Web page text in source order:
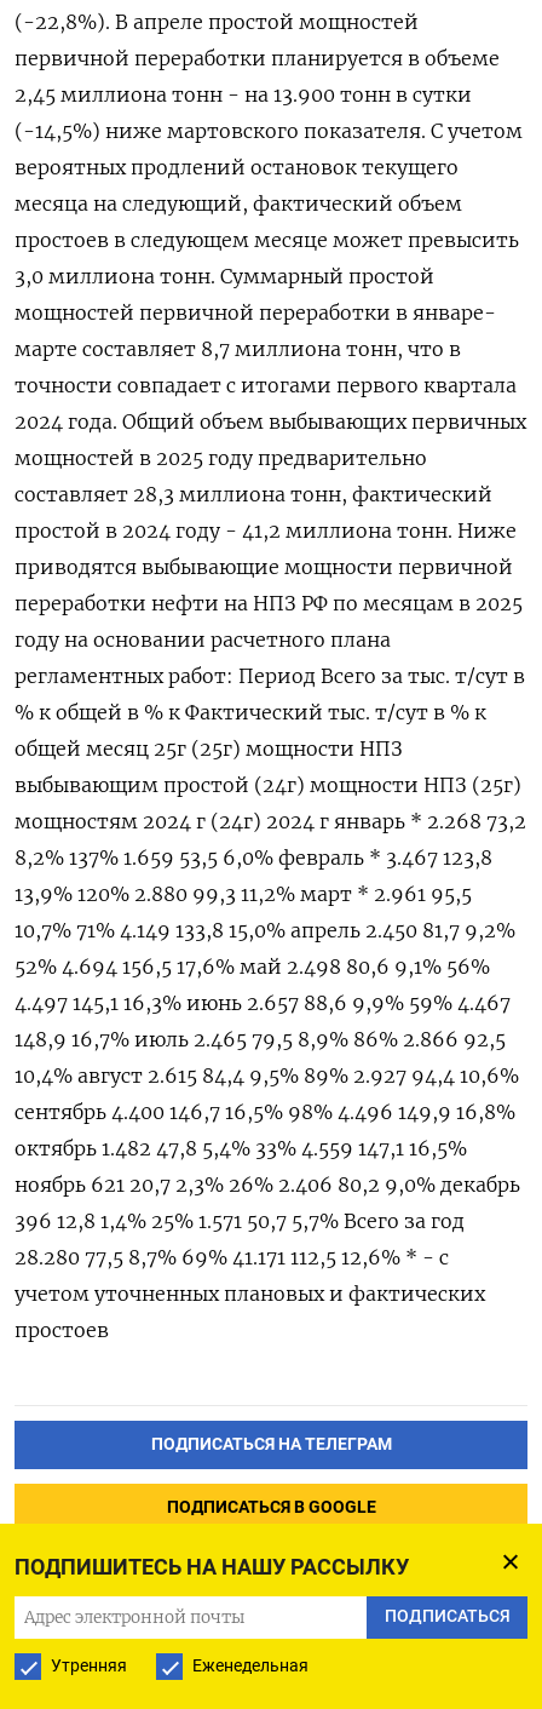
ПОДПИШИТЕСЬ НА НАШУ РАССЫЛКУ
ПОДПИСАТЬСЯ
Утренняя Еженедельная
(-22,8%). В апреле простой мощностей
первичной переработки планируется в объеме
2,45 миллиона тонн - на 13.900 тонн в сутки
(-14,5%) ниже мартовского показателя. С учетом
вероятных продлений остановок текущего
месяца на следующий, фактический объем
простоев в следующем месяце может превысить
3,0 миллиона тонн. Суммарный простой
мощностей первичной переработки в январе-
марте составляет 8,7 миллиона тонн, что в
точности совпадает с итогами первого квартала
2024 года. Общий объем выбывающих первичных
мощностей в 2025 году предварительно
составляет 28,3 миллиона тонн, фактический
простой в 2024 году - 41,2 миллиона тонн. Ниже
приводятся выбывающие мощности первичной
переработки нефти на НПЗ РФ по месяцам в 2025
году на основании расчетного плана
регламентных работ: Период Всего за тыс. т/сут в
% к общей в % к Фактический тыс. т/сут в % к
общей месяц 25г (25г) мощности НПЗ
выбывающим простой (24г) мощности НПЗ (25г)
мощностям 2024 г (24г) 2024 г январь * 2.268 73,2
8,2% 137% 1.659 53,5 6,0% февраль * 3.467 123,8
13,9% 120% 2.880 99,3 11,2% март * 2.961 95,5
10,7% 71% 4.149 133,8 15,0% апрель 2.450 81,7 9,2%
52% 4.694 156,5 17,6% май 2.498 80,6 9,1% 56%
4.497 145,1 16,3% июнь 2.657 88,6 9,9% 59% 4.467
148,9 16,7% июль 2.465 79,5 8,9% 86% 2.866 92,5
10,4% август 2.615 84,4 9,5% 89% 2.927 94,4 10,6%
сентябрь 4.400 146,7 16,5% 98% 4.496 149,9 16,8%
октябрь 1.482 47,8 5,4% 33% 4.559 147,1 16,5%
ноябрь 621 20,7 2,3% 26% 2.406 80,2 9,0% декабрь
396 12,8 1,4% 25% 1.571 50,7 5,7% Всего за год
28.280 77,5 8,7% 69% 41.171 112,5 12,6% * - с
учетом уточненных плановых и фактических
простоев
ПОДПИСАТЬСЯ НА ТЕЛЕГРАМ
ПОДПИСАТЬСЯ В GOOGLE
На выборах в Гренландии